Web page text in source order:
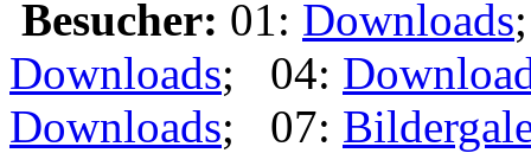
Besucher: 01: Downloads
Downloads; 04:
Downloads; 07: